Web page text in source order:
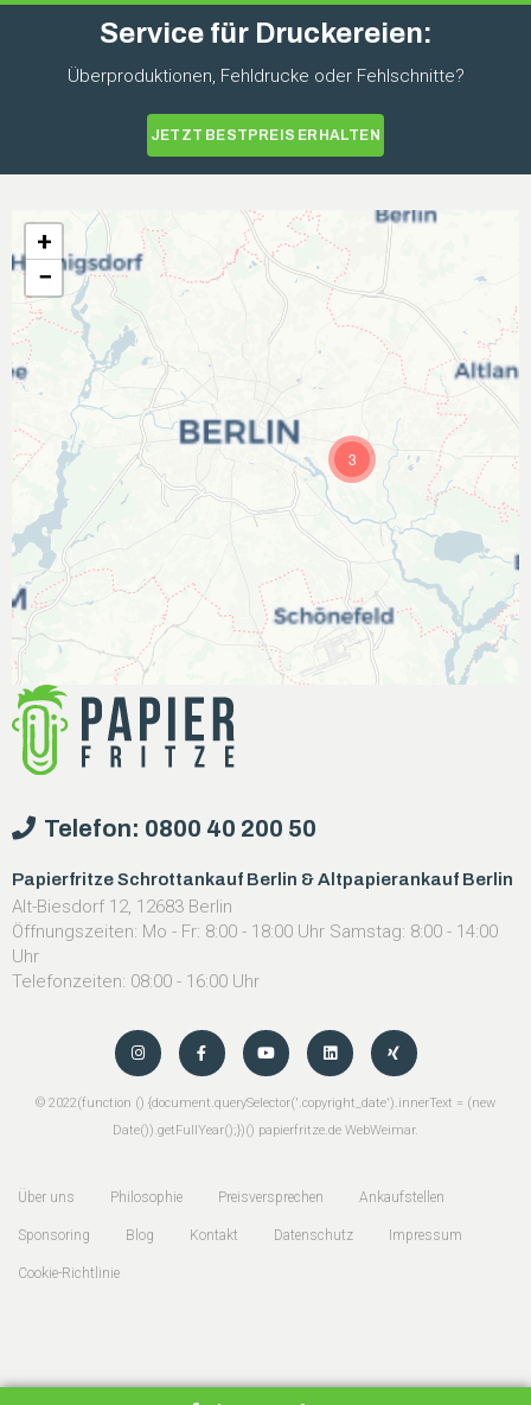
Service für Druckereien:
Überproduktionen, Fehldrucke oder Fehlschnitte?
JETZT BESTPREIS ERHALTEN
Telefon: 0800 40 200 50
Papierfritze Schrottankauf Berlin & Altpapierankauf Berlin
Alt-Biesdorf 12, 12683 Berlin
Öffnungszeiten: Mo - Fr: 8:00 - 18:00 Uhr Samstag: 8:00 - 14:00
Uhr
Telefonzeiten: 08:00 - 16:00 Uhr
© 2022(function () {document.querySelector('.copyright_date').innerText = (new
Date()).getFullYear();})() papierfritze.de WebWeimar.
3
+
−
Über uns Philosophie Preisversprechen Ankaufstellen
Sponsoring Blog Kontakt Datenschutz Impressum
Cookie-Richtlinie